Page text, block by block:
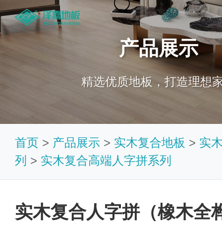
产品展示
精选优质地板，打造理想
首页 > 产品展示 > 实木复合地板 > 实
列 > 实木复合高端人字拼系列
实木复合人字拼（橡木全